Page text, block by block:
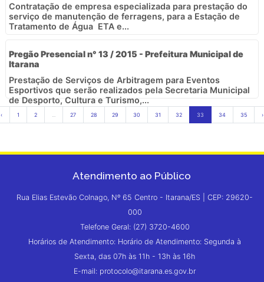
Contratação de empresa especializada para prestação do
serviço de manutenção de ferragens, para a Estação de
Tratamento de Água  ETA e...
Pregão Presencial n° 13 / 2015 - Prefeitura Municipal de
Itarana
Prestação de Serviços de Arbitragem para Eventos
Esportivos que serão realizados pela Secretaria Municipal
de Desporto, Cultura e Turismo,...
‹ 1 2 27 28 29 30 31 32 33 34 35 ›
Atendimento ao Público
Rua Elias Estevão Colnago, Nº 65 Centro - Itarana/ES | CEP: 29620-
000
Telefone Geral: (27) 3720-4600
Horários de Atendimento: Horário de Atendimento: Segunda à
Sexta, das 07h às 11h - 13h às 16h
E-mail: protocolo@itarana.es.gov.br